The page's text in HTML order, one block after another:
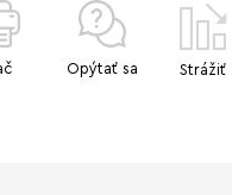
Opýtať sa Strážiť